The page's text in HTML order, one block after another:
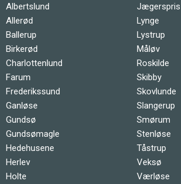
Albertslund
Allerød
Ballerup
Birkerød
Charlottenlund
Farum
Frederikssund
Ganløse
Gundsø
Gundsømagle
Hedehusene
Herlev
Holte
Jægerspris
Lynge
Lystrup
Måløv
Roskilde
Skibby
Skovlunde
Slangerup
Smørum
Stenløse
Tåstrup
Veksø
Værløse